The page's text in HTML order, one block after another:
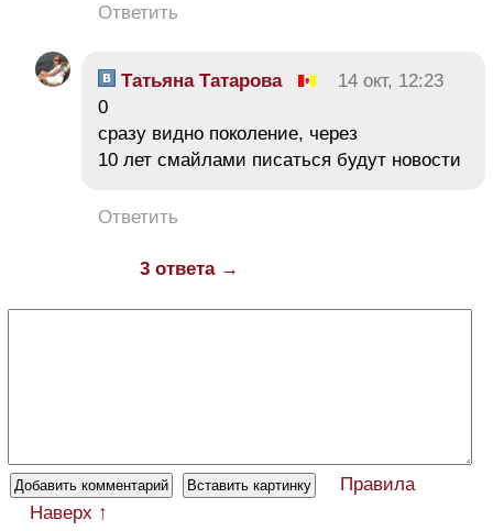
Ответить
Татьяна Татарова
14 окт, 12:23
0
сразу видно поколение, через
10 лет смайлами писаться будут новости
Ответить
3 ответа →
Правила
Наверх ↑